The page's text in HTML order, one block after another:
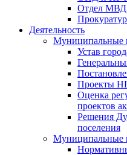
Отдел МВД
Деятельность
Муниципальные
Устав
Проекты
Оценка
проектов
Решения
поселения
Муниципальные